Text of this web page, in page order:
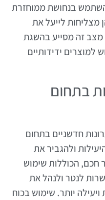
בנחושת ממוחזרת
מצליחות לייעל את
מצב זה מסייע בהשגת
למוצרים ידידותיים
בתחום
חדשניים בתחום
ולהגביר את
חכם, הכוללות שימוש
לנטר ולנהל את
יותר. שימוש בכוח